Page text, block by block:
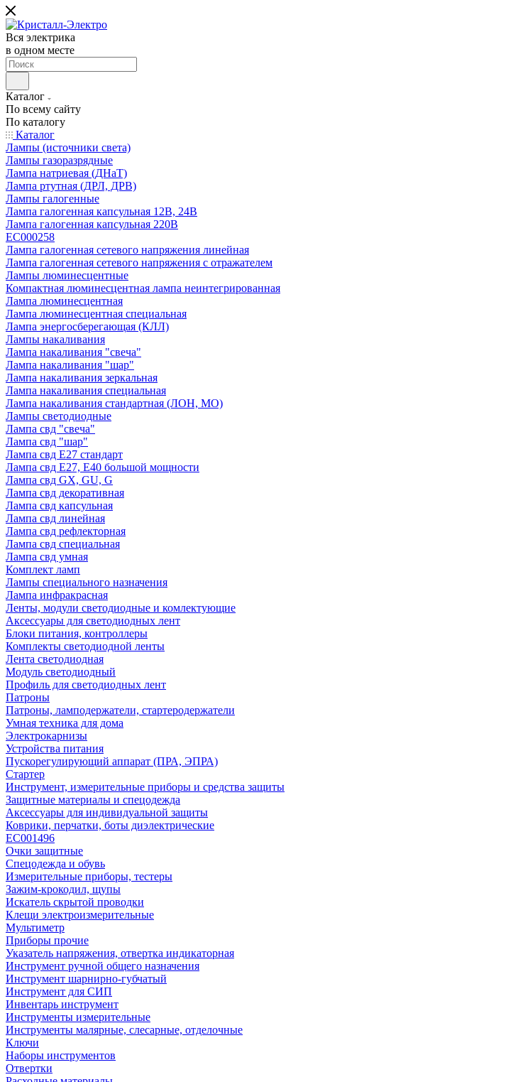
Вся электрика
в одном месте
Каталог
По всему сайту
По каталогу
Каталог
Лампы (источники света)
Лампы газоразрядные
Лампа натриевая (ДНаТ)
Лампа ртутная (ДРЛ, ДРВ)
Лампы галогенные
Лампа галогенная капсульная 12В, 24В
Лампа галогенная капсульная 220В
EC000258
Лампа галогенная сетевого напряжения линейная
Лампа галогенная сетевого напряжения с отражателем
Лампы люминесцентные
Компактная люминесцентная лампа неинтегрированная
Лампа люминесцентная
Лампа люминесцентная специальная
Лампа энергосберегающая (КЛЛ)
Лампы накаливания
Лампа накаливания "свеча"
Лампа накаливания "шар"
Лампа накаливания зеркальная
Лампа накаливания специальная
Лампа накаливания стандартная (ЛОН, МО)
Лампы светодиодные
Лампа свд "свеча"
Лампа свд "шар"
Лампа свд E27 стандарт
Лампа свд E27, Е40 большой мощности
Лампа свд GX, GU, G
Лампа свд декоративная
Лампа свд капсульная
Лампа свд линейная
Лампа свд рефлекторная
Лампа свд специальная
Лампа свд умная
Комплект ламп
Лампы специального назначения
Лампа инфракрасная
Ленты, модули светодиодные и комлектующие
Аксессуары для светодиодных лент
Блоки питания, контроллеры
Комплекты светодиодной ленты
Лента светодиодная
Модуль светодиодный
Профиль для светодиодных лент
Патроны
Патроны, ламподержатели, стартеродержатели
Умная техника для дома
Электрокарнизы
Устройства питания
Пускорегулирующий аппарат (ПРА, ЭПРА)
Стартер
Инструмент, измерительные приборы и средства защиты
Защитные материалы и спецодежда
Аксессуары для индивидуальной защиты
Коврики, перчатки, боты диэлектрические
EC001496
Очки защитные
Спецодежда и обувь
Измерительные приборы, тестеры
Зажим-крокодил, щупы
Искатель скрытой проводки
Клещи электроизмерительные
Мультиметр
Приборы прочие
Указатель напряжения, отвертка индикаторная
Инструмент ручной общего назначения
Инструмент шарнирно-губчатый
Инструмент для СИП
Инвентарь инструмент
Инструменты измерительные
Инструменты малярные, слесарные, отделочные
Ключи
Наборы инструментов
Отвертки